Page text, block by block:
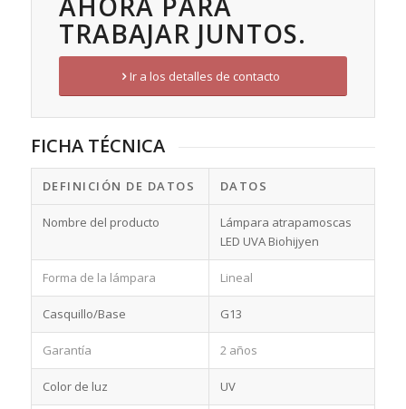
TRABAJAR JUNTOS.
Ir a los detalles de contacto
FICHA TÉCNICA
DEFINICIÓN DE DATOS DATOS
Nombre del producto
Lámpara atrapamoscas
LED UVA Biohijyen
Forma de la lámpara Lineal
Casquillo/Base G13
Garantía 2 años
Color de luz UV